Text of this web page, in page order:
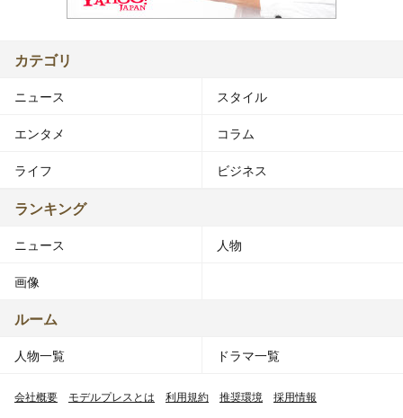
カテゴリ
ニュース スタイル
エンタメ コラム
ライフ ビジネス
ランキング
ニュース 人物
画像
ルーム
人物一覧 ドラマ一覧
会社概要 モデルプレスとは 利用規約 推奨環境 採用情報